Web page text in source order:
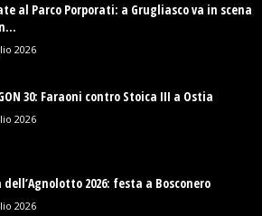
al Parco Porporati: a Grugliasco va in scena
2026
30: Faraoni contro Stoica III a Ostia
2026
dell’Agnolotto 2026: festa a Bosconero
2026